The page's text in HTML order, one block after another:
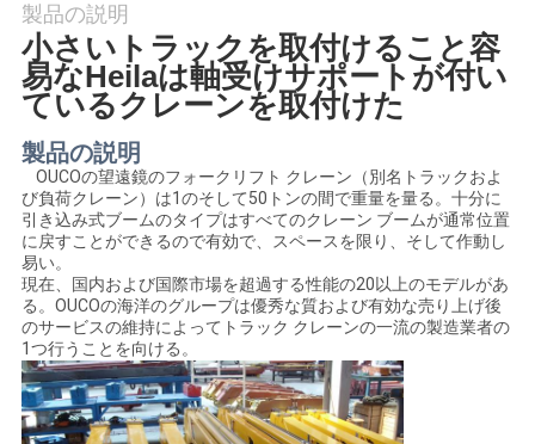
品
質
管
理
ニ
ュ
ー
ス
製品の説明
小さいトラックを取付けること容
易なHeilaは軸受けサポートが付い
ているクレーンを取付けた
製品の説明
OUCOの望遠鏡のフォークリフト クレーン（別名トラックおよ
び負荷クレーン）は1のそして50トンの間で重量を量る。十分に
引き込み式ブームのタイプはすべてのクレーン ブームが通常位置
に戻すことができるので有効で、スペースを限り、そして作動し
易い。
現在、国内および国際市場を超過する性能の20以上のモデルがあ
る。OUCOの海洋のグループは優秀な質および有効な売り上げ後
のサービスの維持によってトラック クレーンの一流の製造業者の
1つ行うことを向ける。